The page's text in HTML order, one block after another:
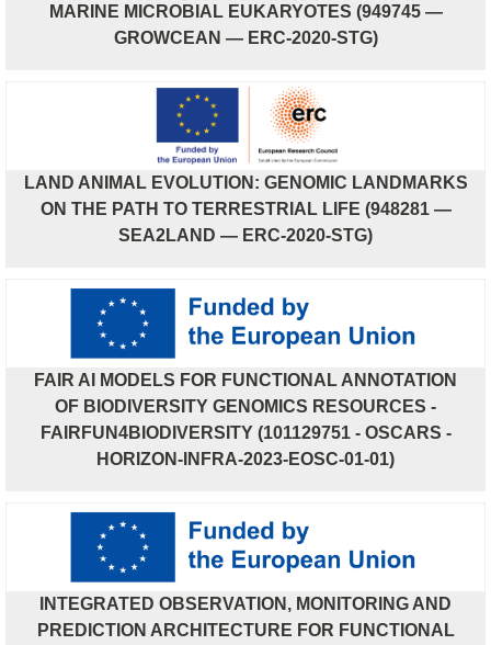
MARINE MICROBIAL EUKARYOTES (949745 —
GROWCEAN — ERC-2020-STG)
LAND ANIMAL EVOLUTION: GENOMIC LANDMARKS
ON THE PATH TO TERRESTRIAL LIFE (948281 —
SEA2LAND — ERC-2020-STG)
FAIR AI MODELS FOR FUNCTIONAL ANNOTATION
OF BIODIVERSITY GENOMICS RESOURCES -
FAIRFUN4BIODIVERSITY (101129751 - OSCARS -
HORIZON-INFRA-2023-EOSC-01-01)
INTEGRATED OBSERVATION, MONITORING AND
PREDICTION ARCHITECTURE FOR FUNCTIONAL